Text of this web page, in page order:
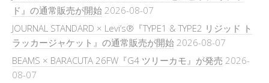
ド』の通常販売が開始 2026-08-07
JOURNAL STANDARD × Levi’s®『TYPE1 & TYPE2 リジッド ト
ラッカージャケット』の通常販売が開始 2026-08-07
BEAMS × BARACUTA 26FW『G4 ツリーカモ』が発売 2026-
08-07